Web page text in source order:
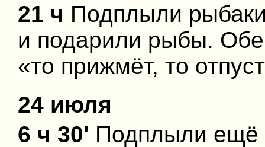
21 ч Подплыли
и подарили рыбы.
«то прижмёт, то
24 июля
6 ч 30' Подплыли ещё